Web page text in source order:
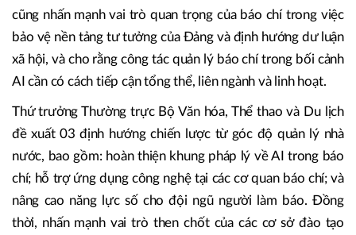
cũng nhấn mạnh vai trò quan trọng của báo chí trong việc
bảo vệ nền tảng tư tưởng của Đảng và định hướng dư luận
xã hội, và cho rằng công tác quản lý báo chí trong bối cảnh
AI cần có cách tiếp cận tổng thể, liên ngành và linh hoạt.
Thứ trưởng Thường trực Bộ Văn hóa, Thể thao và Du lịch
đề xuất 03 định hướng chiến lược từ góc độ quản lý nhà
nước, bao gồm: hoàn thiện khung pháp lý về AI trong báo
chí; hỗ trợ ứng dụng công nghệ tại các cơ quan báo chí; và
nâng cao năng lực số cho đội ngũ người làm báo. Đồng
thời, nhấn mạnh vai trò then chốt của các cơ sở đào tạo